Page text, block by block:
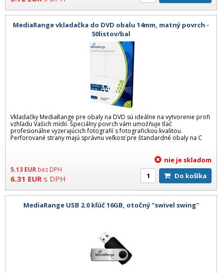
MediaRange vkladačka do DVD obalu 14mm, matný povrch -
50listov/bal
Vkladačky MediaRange pre obaly na DVD sú ideálne na vytvorenie profi
vzhľadu Vašich mídií. Špeciálny povrch vám umožňuje tlač
profesionálne vyzerajúcich fotografií s fotografickou kvalitou.
Perforované strany majú správnu veľkosť pre štandardné obaly na C
5.13 EUR bez DPH
6.31 EUR s DPH
nie je skladom
Do košíka
MediaRange USB 2.0 kľúč 16GB, otočný "swivel swing"